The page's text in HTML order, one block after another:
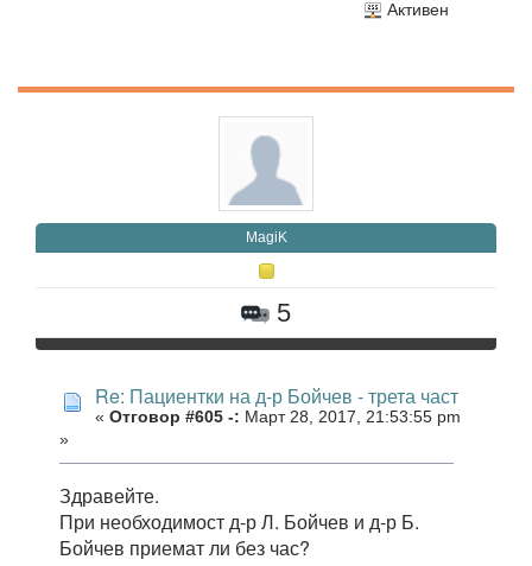
Активен
MagiK
5
Re: Пациентки на д-р Бойчев - трета част
« Отговор #605 -: Март 28, 2017, 21:53:55 pm
»
Здравейте.
При необходимост д-р Л. Бойчев и д-р Б.
Бойчев приемат ли без час?